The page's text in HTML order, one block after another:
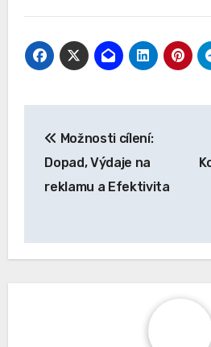
strategie jsou v souladu s
zahrnuje pravidelnou
Post
reklamu a Efektivita